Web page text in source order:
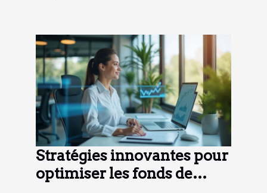
Stratégies innovantes pour
optimiser les fonds de